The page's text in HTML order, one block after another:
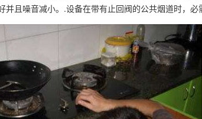
并且噪音减小。.设备在带有止回阀的公共烟道时，